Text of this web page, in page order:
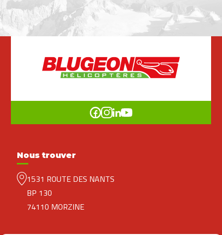
Nous trouver
1531 ROUTE DES NANTS
BP 130
74110 MORZINE